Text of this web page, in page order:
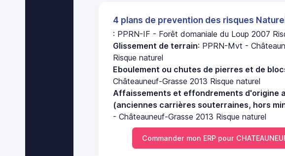
4 plans de prevention des risques
: PPRN-IF - Forêt domaniale du Loup 2007
Glissement de terrain: PPRN-Mvt -
Risque naturel
Eboulement ou chutes de pierres et de
Châteauneuf-Grasse 2013 Risque naturel
Affaissements et effondrements d'origine
(anciennes carrières souterraines, hors
- Châteauneuf-Grasse 2013 Risque naturel
Commander mon ERP pour